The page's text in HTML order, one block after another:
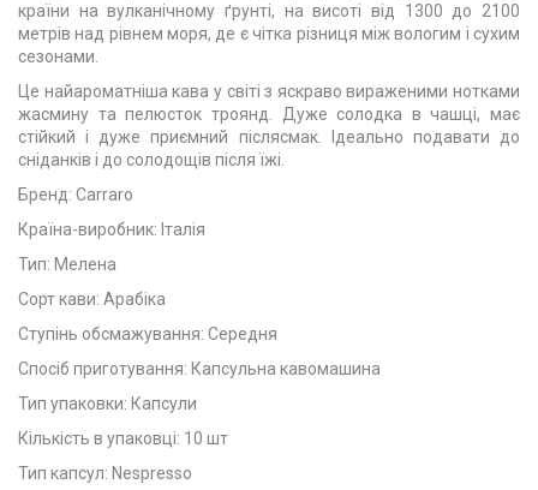
країни на вулканічному ґрунті, на висоті від 1300 до 2100
метрів над рівнем моря, де є чітка різниця між вологим і сухим
сезонами.
Це найароматніша кава у світі з яскраво вираженими нотками
жасмину та пелюсток троянд. Дуже солодка в чашці, має
стійкий і дуже приємний післясмак. Ідеально подавати до
сніданків і до солодощів після їжі.
Бренд: Carraro
Країна-виробник: Iталiя
Тип: Мелена
Сорт кави: Арабіка
Ступінь обсмажування: Середня
Спосіб приготування: Капсульна кавомашина
Тип упаковки: Капсули
Кількість в упаковці: 10 шт
Тип капсул: Nespresso